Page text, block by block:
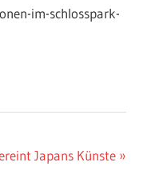
im-schlosspark-
Japans Künste